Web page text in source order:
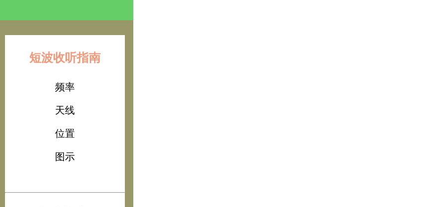
短波收听指南
频率
天线
位置
图示